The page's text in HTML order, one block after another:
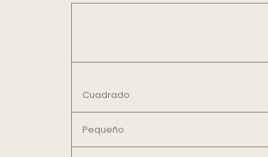
Cuadrado
Pequeño